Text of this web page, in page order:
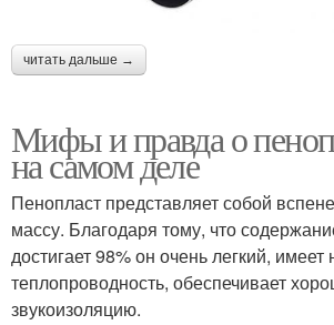
читать дальше →
Мифы и правда о
на самом деле
Пенопласт представляет собой
массу. Благодаря тому, что
достигает 98% он очень легкий, имеет
теплопроводность, обеспечивает
звукоизоляцию.